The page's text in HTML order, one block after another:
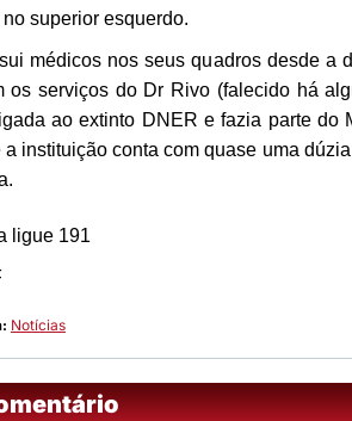
superior esquerdo.
médicos nos seus quadros desde a
os serviços do Dr Rivo (falecido há
ao extinto DNER e fazia parte do
a instituição conta com quase uma
ligue 191
Notícias